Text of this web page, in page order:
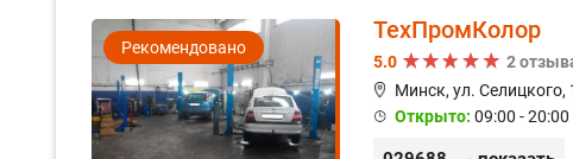
Рекомендовано
ТехПромКолор
5.0
2
Минск, ул. Селицкого,
Открыто: 09:00 - 20:00